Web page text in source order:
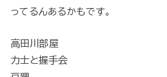
ってるんあるかもです。
高田川部屋
力士と握手会